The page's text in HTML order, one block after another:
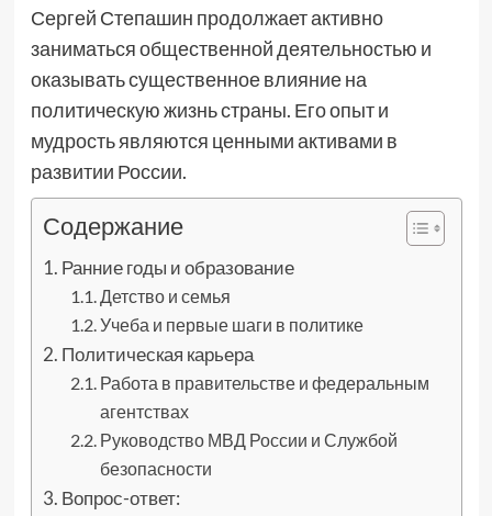
Сергей Степашин продолжает активно
заниматься общественной деятельностью и
оказывать существенное влияние на
политическую жизнь страны. Его опыт и
мудрость являются ценными активами в
развитии России.
Содержание
Ранние годы и образование
Детство и семья
Учеба и первые шаги в политике
Политическая карьера
Работа в правительстве и федеральным
агентствах
Руководство МВД России и Службой
безопасности
Вопрос-ответ: